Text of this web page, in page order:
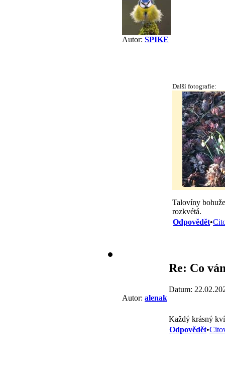
Autor: SPIKE
Další fotografie:
Talovíny
rozkvétá.
Odpovědět•
Autor: alenak
Re: Co
Datum:
Každý krásný
Odpovědět•